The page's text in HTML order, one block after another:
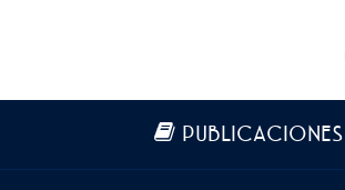
Más información
PUBLICACIONES